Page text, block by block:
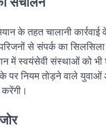
के तहत चालानी
से संपर्क का
में स्वयंसेवी संस्थाओं को भी
पर नियम तोड़ने वाले